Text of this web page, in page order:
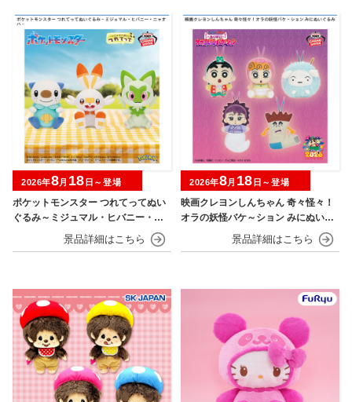
ポケットモンスター つれてってぬい
ぐるみ～ミジュマル・ヒバニー・ニ
2026年8月 18 日～登場
映画クレヨンしんちゃん 奇々怪々！
オラの妖怪バケ～ション みにぬいぐ
2026年8月 18 日～登場